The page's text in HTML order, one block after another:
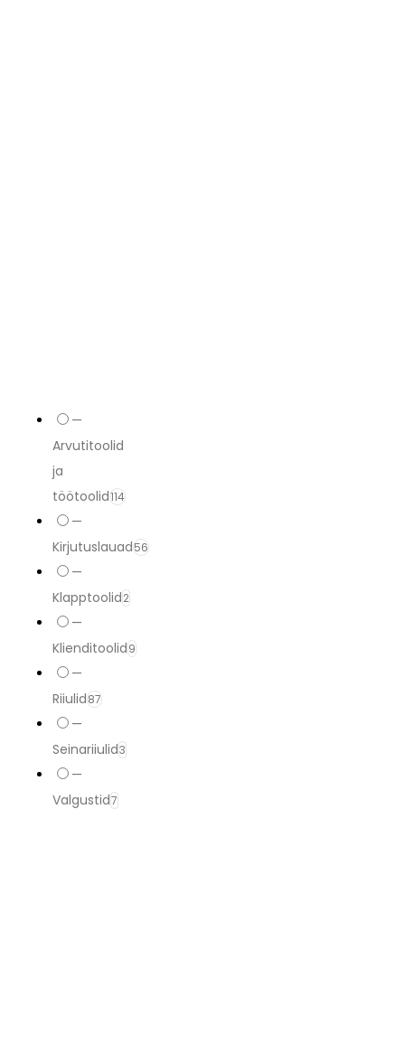
—
Arvutitoolid
ja
töötoolid114
—
Kirjutuslauad56
—
Klapptoolid2
—
Klienditoolid9
—
Riiulid87
—
Seinariiulid3
—
Valgustid7